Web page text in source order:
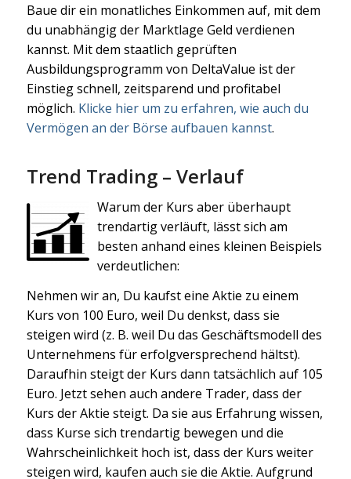
Baue dir ein monatliches Einkommen auf, mit dem
du unabhängig der Marktlage Geld verdienen
kannst. Mit dem staatlich geprüften
Ausbildungsprogramm von DeltaValue ist der
Einstieg schnell, zeitsparend und profitabel
möglich. Klicke hier um zu erfahren, wie auch du
Vermögen an der Börse aufbauen kannst.
Trend Trading – Verlauf
Warum der Kurs aber überhaupt
trendartig verläuft, lässt sich am
besten anhand eines kleinen Beispiels
verdeutlichen:
Nehmen wir an, Du kaufst eine Aktie zu einem
Kurs von 100 Euro, weil Du denkst, dass sie
steigen wird (z. B. weil Du das Geschäftsmodell des
Unternehmens für erfolgversprechend hältst).
Daraufhin steigt der Kurs dann tatsächlich auf 105
Euro. Jetzt sehen auch andere Trader, dass der
Kurs der Aktie steigt. Da sie aus Erfahrung wissen,
dass Kurse sich trendartig bewegen und die
Wahrscheinlichkeit hoch ist, dass der Kurs weiter
steigen wird, kaufen auch sie die Aktie. Aufgrund